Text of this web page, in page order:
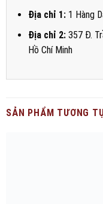
Địa chỉ 1:1 Hàng
Địa chỉ 2:357 Đ.
Hồ Chí Minh
SẢN PHẨM TƯƠNG